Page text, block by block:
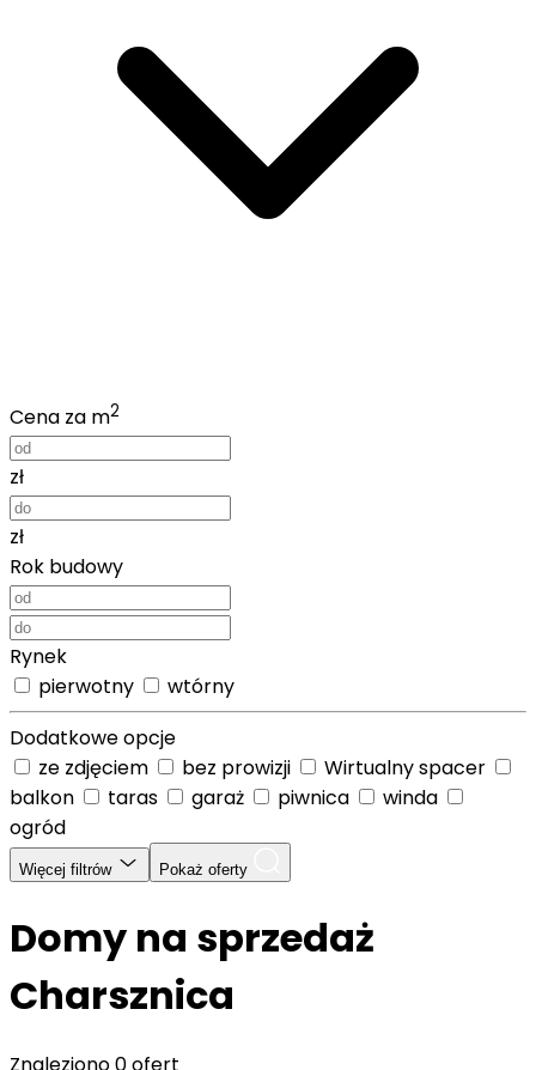
Cena za m2
zł
zł
Rok budowy
Rynek
pierwotny
wtórny
Dodatkowe opcje
ze zdjęciem
bez prowizji
Wirtualny spacer
balkon
taras garaż piwnica
winda
ogród
Więcej filtrów Pokaż oferty
Domy na sprzedaż
Charsznica